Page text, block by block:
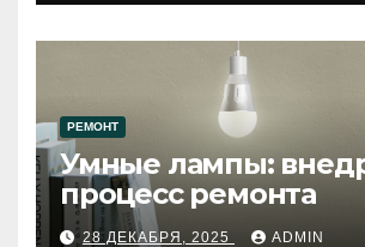
РЕМОНТ
Умные лампы:
процесс ремонта
28 ДЕКАБРЯ, 2025 ADMIN